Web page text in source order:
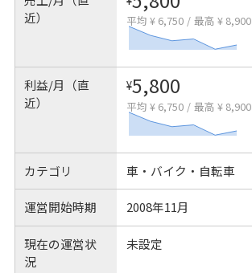
近）
平均 ¥ 6,750 / 最高 ¥ 8,900
利益/月（直
近）
¥5,800
平均 ¥ 6,750 / 最高 ¥ 8,900
カテゴリ 車・バイク・自転車
運営開始時期 2008年11月
現在の運営状
況
未設定